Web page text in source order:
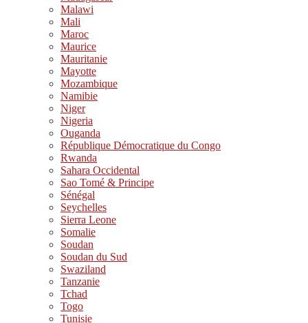
Malawi
Mali
Maroc
Maurice
Mauritanie
Mayotte
Mozambique
Namibie
Niger
Nigeria
Ouganda
République Démocratique du Congo
Rwanda
Sahara Occidental
Sao Tomé & Principe
Sénégal
Seychelles
Sierra Leone
Somalie
Soudan
Soudan du Sud
Swaziland
Tanzanie
Tchad
Togo
Tunisie